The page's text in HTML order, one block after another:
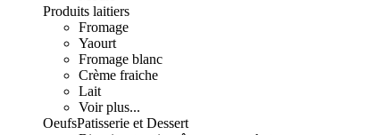
Produits laitiers
Fromage
Yaourt
Fromage blanc
Crème fraiche
Lait
Voir plus...
OeufsPatisserie et Dessert